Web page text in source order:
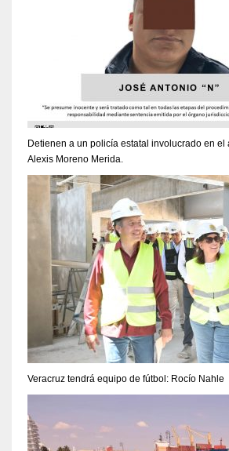
Detienen a un policía estatal involucrado en el
Alexis Moreno Merida.
Veracruz tendrá equipo de fútbol: Rocío Nahle